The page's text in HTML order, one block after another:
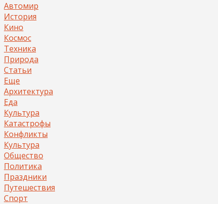
Автомир
История
Кино
Космос
Техника
Природа
Статьи
Еще
Архитектура
Еда
Культура
Катастрофы
Конфликты
Культура
Общество
Политика
Праздники
Путешествия
Спорт